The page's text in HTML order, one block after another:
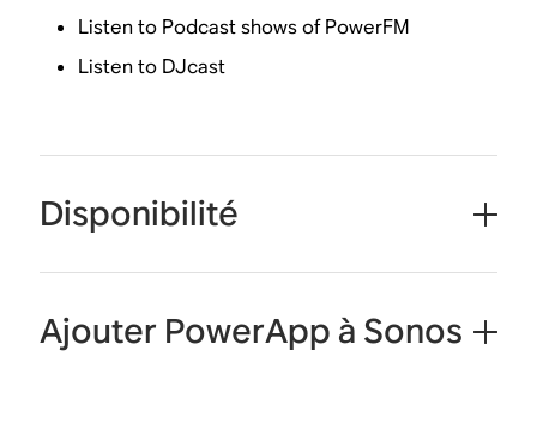
Listen to Podcast shows of PowerFM
Listen to DJcast
Disponibilité
Ajouter PowerApp à Sonos